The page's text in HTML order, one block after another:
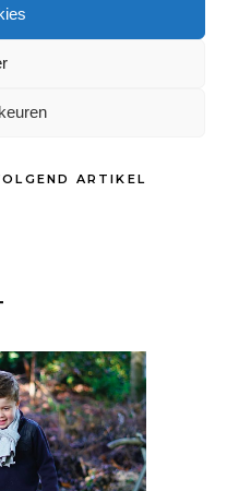
ARTIKEL